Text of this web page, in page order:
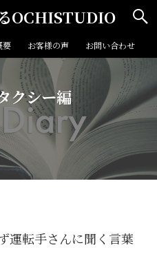
OCHISTUDIO
要 お客様の声 お問い合わせ
クシー編
運転手さんに聞く言葉